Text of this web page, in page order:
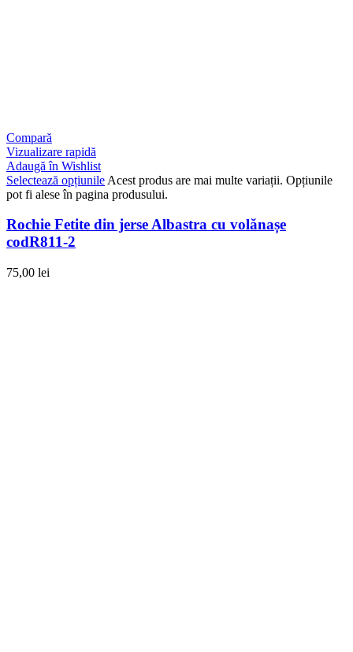
Compară
Vizualizare rapidă
Adaugă în Wishlist
Selectează opțiunile Acest produs are mai multe variații. Opțiunile
pot fi alese în pagina produsului.
Rochie Fetite din jerse Albastra cu volănașe
codR811-2
75,00 lei